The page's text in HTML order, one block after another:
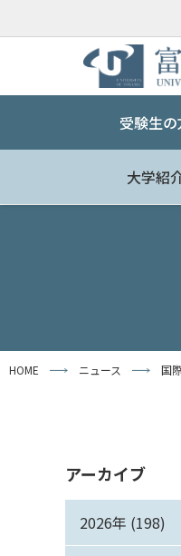
受験生
大学紹
HOME ニュース 国
アーカイブ
2026年 (198)